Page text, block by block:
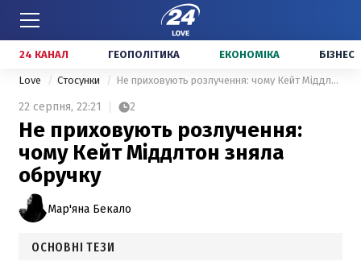
24 КАНАЛ ГЕОПОЛІТИКА ЕКОНОМІКА БІЗНЕС
Love Стосунки Не приховують розлучення: чому Кейт Міддлтон зняла обручку
22 серпня, 22:21 2
Не приховують розлучення:
чому Кейт Міддлтон зняла
обручку
Мар'яна Бекало
ОСНОВНІ ТЕЗИ